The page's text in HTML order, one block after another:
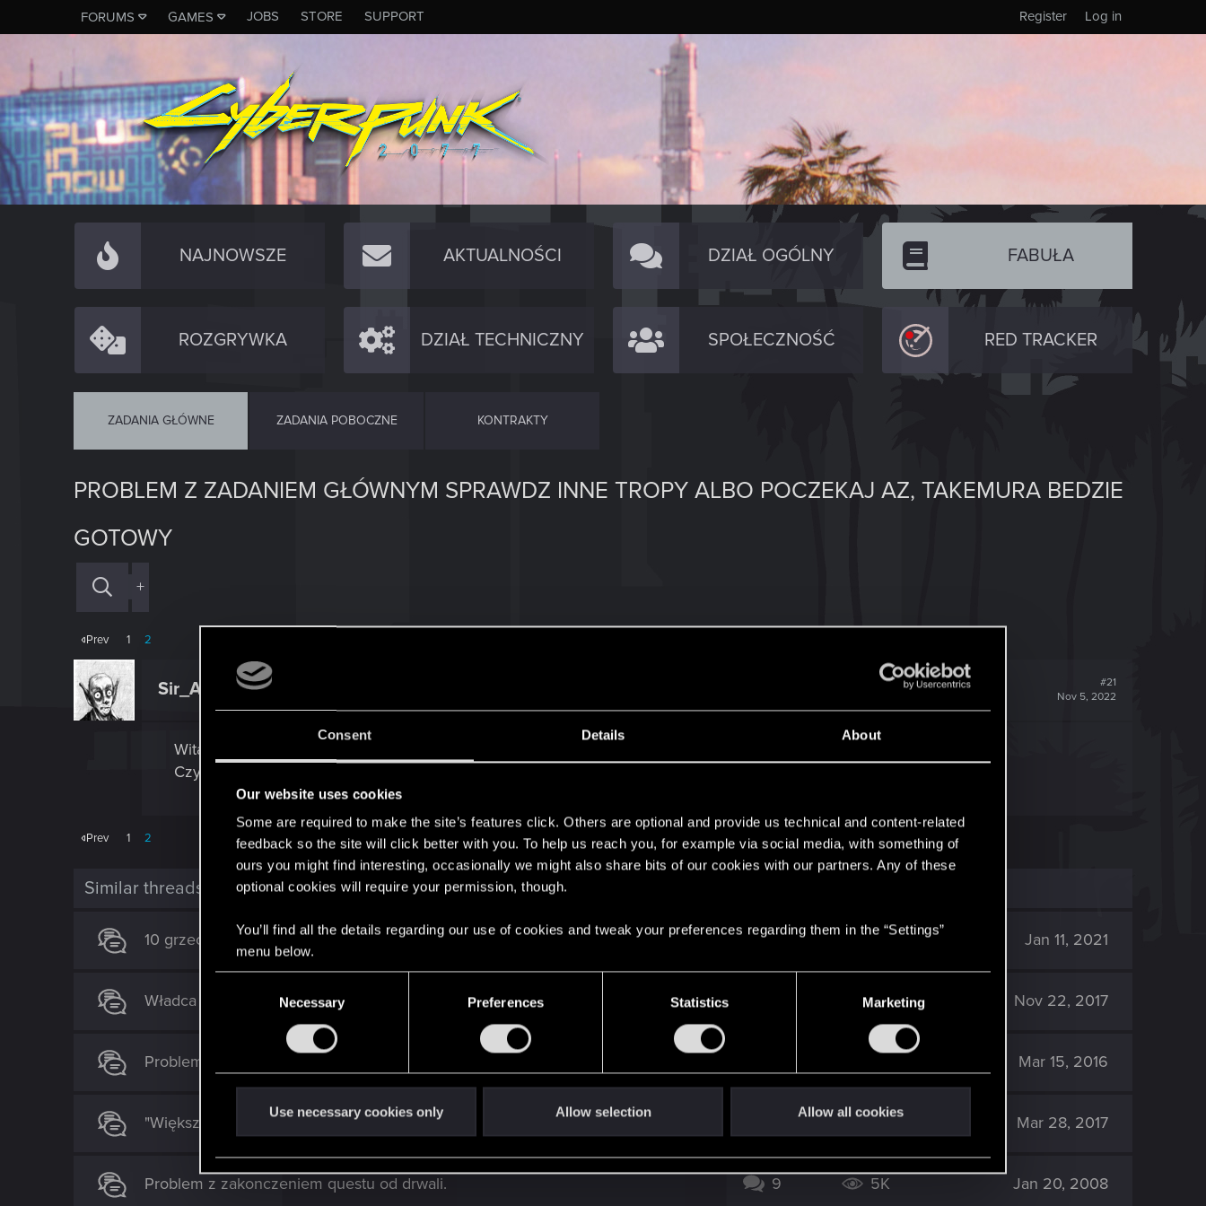
Consent Details About
Our website uses cookies
Some are required to make the site’s features click. Others are optional and provide us technical and content-related
feedback so the site will click better with you. To help us reach you, for example via social media, with something of
ours you might find interesting, occasionally we might also share bits of our cookies with our partners. Any of these
optional cookies will require your permission, though.
You’ll find all the details regarding our use of cookies and tweak your preferences regarding them in the “Settings”
menu below.
e
l
Necessary Preferences Statistics Marketing
Use necessary cookies only Allow selection Allow all cookies
FORUMS GAMES JOBS STORE SUPPORT Log in
Register
NAJNOWSZE AKTUALNOŚCI DZIAŁ OGÓLNY FABUŁA
ROZGRYWKA DZIAŁ TECHNICZNY SPOŁECZNOŚĆ RED TRACKER
ZADANIA GŁÓWNE ZADANIA POBOCZNE KONTRAKTY
PROBLEM Z ZADANIEM GŁÓWNYM SPRAWDZ INNE TROPY ALBO POCZEKAJ AZ, TAKEMURA BEDZIE
GOTOWY
+
Prev 1 2
Sir_Artman Forum regular
#21
Nov 5, 2022
Witam,
Czy ten błąd został naprawiony? Bo Takemura jak na razie w tej misji nie dzwoni, a minęło już trochę czasu.
Prev 1 2
Similar threads
10 grzechow Cyberpunka, czyli wszystko co znalazlem zle po 111 godzinach 4 3K Jan 11, 2021
Władca Undvik Problem z Hjalmarem, nie ma go we wskazanym miejscu. 1K Nov 22, 2017
Problem z pociągnięciem fabuły - Śladami Ciri NOVIGRAD Mar 15, 2016
"Większe" gry na telefon 2K Mar 28, 2017
Problem z zakonczeniem questu od drwali. 9 5K Jan 20, 2008